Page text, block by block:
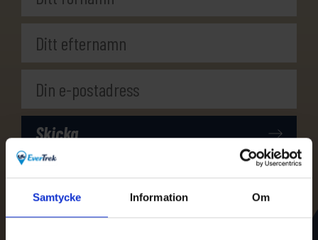
Samtycke Information Om